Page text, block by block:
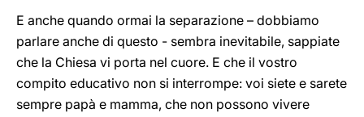
E anche quando ormai la separazione – dobbiamo
parlare anche di questo - sembra inevitabile, sappiate
che la Chiesa vi porta nel cuore. E che il vostro
compito educativo non si interrompe: voi siete e sarete
sempre papà e mamma, che non possono vivere